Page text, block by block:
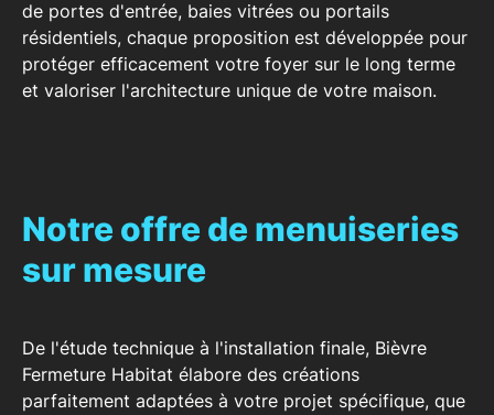
de portes d'entrée, baies vitrées ou portails
résidentiels, chaque proposition est développée pour
protéger efficacement votre foyer sur le long terme
et valoriser l'architecture unique de votre maison.
Notre offre de menuiseries
sur mesure
De l'étude technique à l'installation finale, Bièvre
Fermeture Habitat élabore des créations
parfaitement adaptées à votre projet spécifique, que